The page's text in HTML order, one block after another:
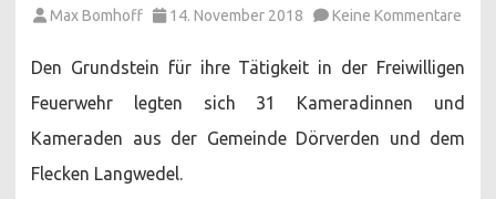
Max Bomhoff 14. November 2018 Keine Kommentare
für
Den Grundstein für ihre Tätigkeit in der Freiwilligen
Feuerwehr legten sich 31 Kameradinnen und
Kameraden aus der Gemeinde Dörverden und dem
Flecken Langwedel.